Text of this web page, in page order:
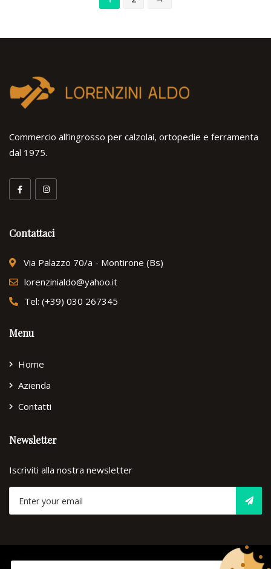
Commercio all’ingrosso per calzolai, ortopedie e ferramenta
dal 1975.
Contattaci
Via Palazzo 70/a - Montirone (Bs)
lorenzinialdo@yahoo.it
Tel: (+39) 030 267345
Menu
Home
Azienda
Contatti
Newsletter
Iscriviti alla nostra newsletter